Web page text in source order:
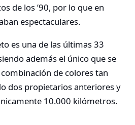
de los ’90, por lo que en
espectaculares.
es una de las últimas 33
además el único que se
de colores tan
dos propietarios anteriores y
10.000 kilómetros.